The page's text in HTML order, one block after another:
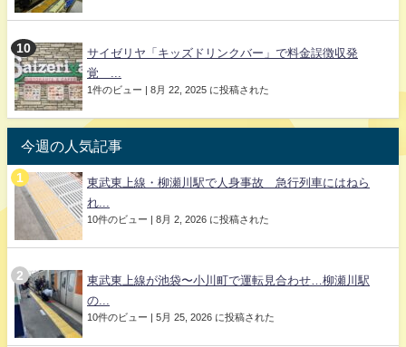
サイゼリヤ「キッズドリンクバー」で料金誤徴収発
覚 ...
1件のビュー | 8月 22, 2025 に投稿された
今週の人気記事
東武東上線・柳瀬川駅で人身事故 急行列車にはねら
れ...
10件のビュー | 8月 2, 2026 に投稿された
東武東上線が池袋〜小川町で運転見合わせ…柳瀬川駅
の...
10件のビュー | 5月 25, 2026 に投稿された